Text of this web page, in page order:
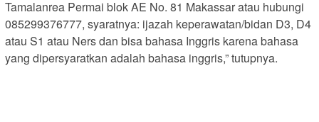
Tamalanrea Permai blok AE No. 81 Makassar atau hubungi
085299376777, syaratnya: ijazah keperawatan/bidan D3, D4
atau S1 atau Ners dan bisa bahasa Inggris karena bahasa
yang dipersyaratkan adalah bahasa inggris,” tutupnya.